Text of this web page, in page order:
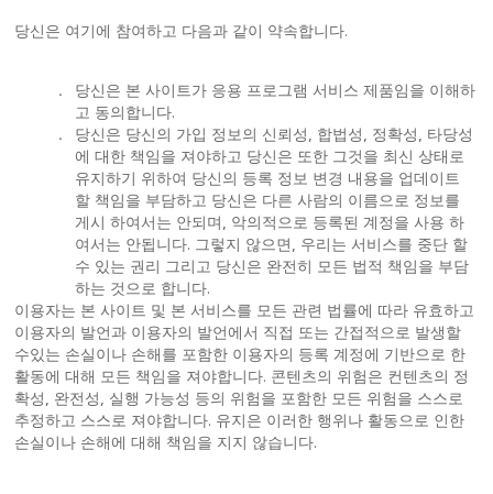
당신은 여기에 참여하고 다음과 같이 약속합니다.
.
당신은 본 사이트가 응용 프로그램 서비스 제품임을 이해하
고 동의합니다.
.
당신은 당신의 가입 정보의 신뢰성, 합법성, 정확성, 타당성
에 대한 책임을 져야하고 당신은 또한 그것을 최신 상태로
유지하기 위하여 당신의 등록 정보 변경 내용을 업데이트
할 책임을 부담하고 당신은 다른 사람의 이름으로 정보를
게시 하여서는 안되며, 악의적으로 등록된 계정을 사용 하
여서는 안됩니다. 그렇지 않으면, 우리는 서비스를 중단 할
수 있는 권리 그리고 당신은 완전히 모든 법적 책임을 부담
하는 것으로 합니다.
이용자는 본 사이트 및 본 서비스를 모든 관련 법률에 따라 유효하고
이용자의 발언과 이용자의 발언에서 직접 또는 간접적으로 발생할
수있는 손실이나 손해를 포함한 이용자의 등록 계정에 기반으로 한
활동에 대해 모든 책임을 져야합니다. 콘텐츠의 위험은 컨텐츠의 정
확성, 완전성, 실행 가능성 등의 위험을 포함한 모든 위험을 스스로
추정하고 스스로 져야합니다. 유지은 이러한 행위나 활동으로 인한
손실이나 손해에 대해 책임을 지지 않습니다.